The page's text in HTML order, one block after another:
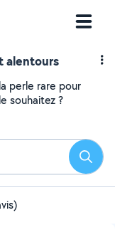
alentours
perle rare pour
souhaitez ?